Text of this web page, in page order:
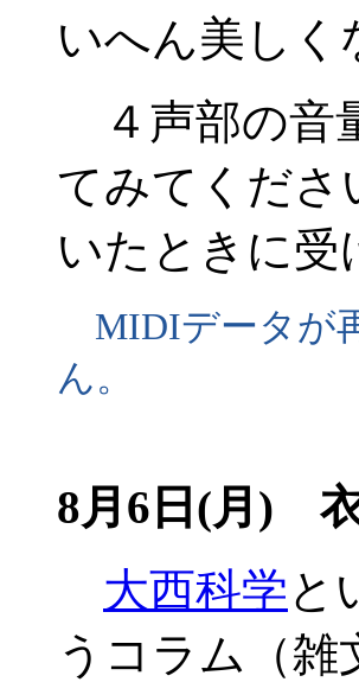
いへん美しく
４声部の音
てみてくださ
いたときに受
MIDIデータが
ん。
8月6日(月)
大西科学と
うコラム（雑